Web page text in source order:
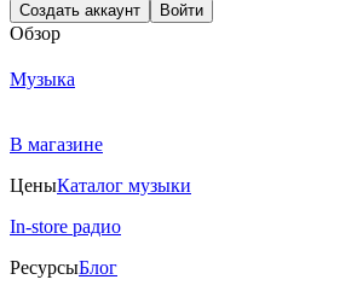
Создать аккаунт Войти
Обзор
Музыка
В магазине
ЦеныКаталог музыки
In-store радио
РесурсыБлог